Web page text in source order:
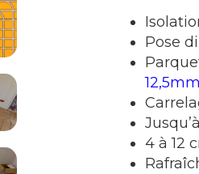
Pose
12,5mm
4 à 12